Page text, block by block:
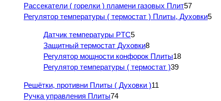
Рассекатели ( горелки ) пламени газовых Плит57
Регулятор температуры ( термостат ) Плиты, Духовки5
Датчик температуры PTC5
Защитный термостат Духовки8
Регулятор мощности конфорок Плиты18
Регулятор температуры ( термостат )39
Решётки, противни Плиты ( Духовки )11
Ручка управления Плиты74